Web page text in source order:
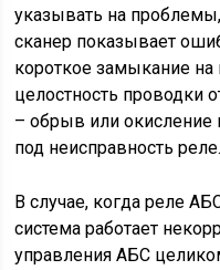
указывать на
сканер показывает
короткое замыкание на
целостность проводки
– обрыв или окисление
под неисправность реле.
В случае, когда реле
система работает
управления АБС